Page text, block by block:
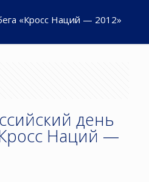
«Кросс Наций — 2012»
день
Наций —